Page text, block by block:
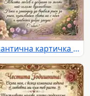
Романтична картичка "Честита Годишнина" с цветя, арка и сърдечно послание на фона на живописен пейзаж.